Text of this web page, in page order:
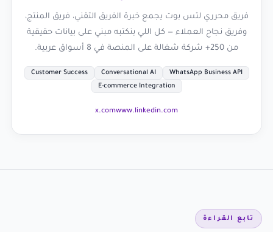
فريق محرري لتس بوت يجمع خبرة الفريق التقني، فريق المنتج،
وفريق نجاح العملاء — كل اللي بنكتبه مبني على بيانات حقيقية
من 250+ شركة شغالة على المنصة في 8 أسواق عربية.
WhatsApp Business API
Conversational AI
Customer Success
E-commerce Integration
www.linkedin.com
x.com
تابع القراءة